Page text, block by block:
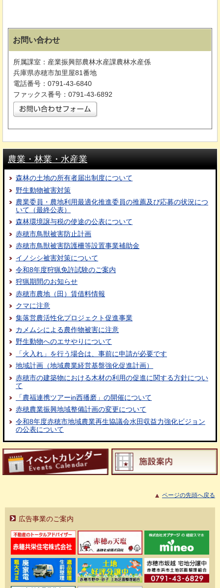
お問い合わせ
所属課室：産業振興部農林水産課農林水産係
兵庫県赤穂市加里屋81番地
電話番号：0791-43-6840
ファックス番号：0791-43-6892
農業・林業・水産業
森林の土地の所有者届出制度について
野生動物被害対策
農業委員・農地利用最適化推進委員の推薦及び応募の状況につ
いて（最終公表）
森林環境譲与税の使途の公表について
赤穂市鳥獣被害防止計画
赤穂市鳥獣被害防護柵等設置事業補助金
イノシシ被害対策について
令和8年度狩猟免許試験のご案内
狩猟期間のお知らせ
赤穂市農地（田）賃借料情報
クマに注意
集落営農活性化プロジェクト促進事業
カメムシによる農作物被害に注意
野生動物へのエサやりについて
「火入れ」を行う場合は、事前に申請が必要です
地域計画（地域農業経営基盤強化促進計画）
赤穂市の建築物における木材の利用の促進に関する方針につい
て
「農福連携ツアーin西播磨」の開催について
赤穂農業振興地域整備計画の変更について
令和8年度赤穂市地域農業再生協議会水田収益力強化ビジョン
の公表について
ページの先頭へ戻る
広告事業のご案内